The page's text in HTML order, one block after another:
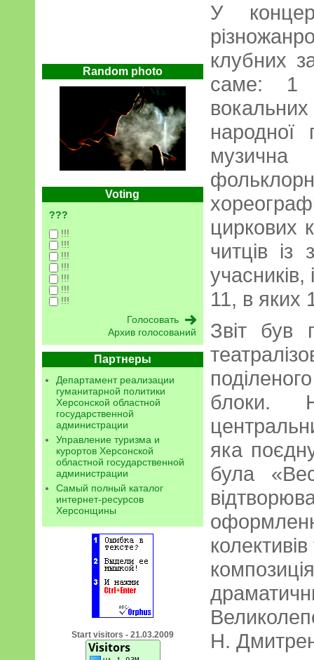
Random photo
Voting
???
!!!
!!!
!!!
!!!
!!!
!!!
!!!
Архив голосований
Партнеры
Департамент реализации
гуманитарной политики
Херсонской областной
государственной
администрации
Управление туризма и
курортов Херсонской
областной государственной
администрации
Самый полный каталог
интернет-ресурсов
Херсонщины
Start visitors - 21.03.2009
У
клубних
саме: 1
народної
циркових
читців із
учасників,
11, в яких
Звіт був
блоки.
яка
була
Н.